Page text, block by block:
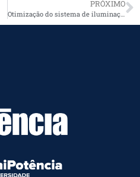
PRÓXIMO
Otimização do sistema de iluminação em shoppings